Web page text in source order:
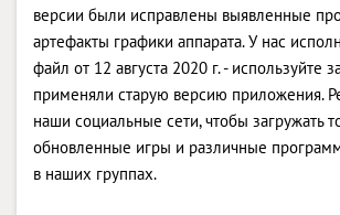
версии были исправлены выявленные
артефакты графики аппарата. У нас
файл от 12 августа 2020 г. - используйте
применяли старую версию приложения.
наши социальные сети, чтобы загружать
обновленные игры и различные
в наших группах.